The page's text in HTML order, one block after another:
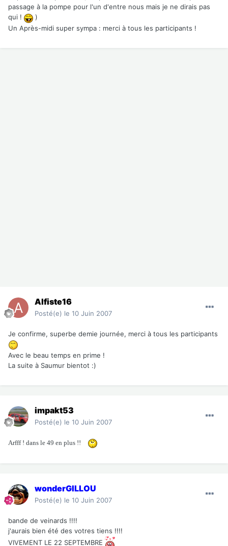
passage à la pompe pour l'un d'entre nous mais je ne dirais pas
qui !
)
Un Après-midi super sympa : merci à tous les participants !
Alfiste16
Posté(e) le 10 Juin 2007
Je confirme, superbe demie journée, merci à tous les participants
Avec le beau temps en prime !
La suite à Saumur bientot :)
impakt53
Posté(e) le 10 Juin 2007
Arfff ! dans le 49 en plus !!
wonderGILLOU
Posté(e) le 10 Juin 2007
bande de veinards !!!!
j'aurais bien été des votres tiens !!!!
VIVEMENT LE 22 SEPTEMBRE